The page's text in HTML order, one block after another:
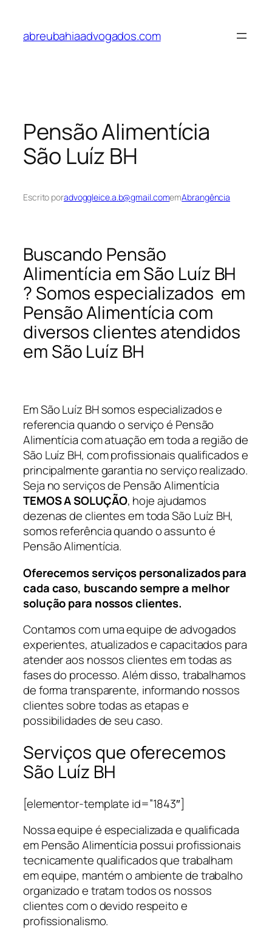
abreubahiaadvogados.com
Pensão Alimentícia
São Luíz BH
Escrito poradvoggleice.a.b@gmail.comemAbrangência
Buscando Pensão
Alimentícia em São Luíz BH
? Somos especializados em
Pensão Alimentícia com
diversos clientes atendidos
em São Luíz BH
Em São Luíz BH somos especializados e
referencia quando o serviço é Pensão
Alimentícia com atuação em toda a região de
São Luíz BH, com profissionais qualificados e
principalmente garantia no serviço realizado.
Seja no serviços de Pensão Alimentícia
TEMOS A SOLUÇÃO, hoje ajudamos
dezenas de clientes em toda São Luíz BH,
somos referência quando o assunto é
Pensão Alimentícia.
Oferecemos serviços personalizados para
cada caso, buscando sempre a melhor
solução para nossos clientes.
Contamos com uma equipe de advogados
experientes, atualizados e capacitados para
atender aos nossos clientes em todas as
fases do processo. Além disso, trabalhamos
de forma transparente, informando nossos
clientes sobre todas as etapas e
possibilidades de seu caso.
Serviços que oferecemos
São Luíz BH
[elementor-template id=”1843″]
Nossa equipe é especializada e qualificada
em Pensão Alimentícia possui profissionais
tecnicamente qualificados que trabalham
em equipe, mantém o ambiente de trabalho
organizado e tratam todos os nossos
clientes com o devido respeito e
profissionalismo.